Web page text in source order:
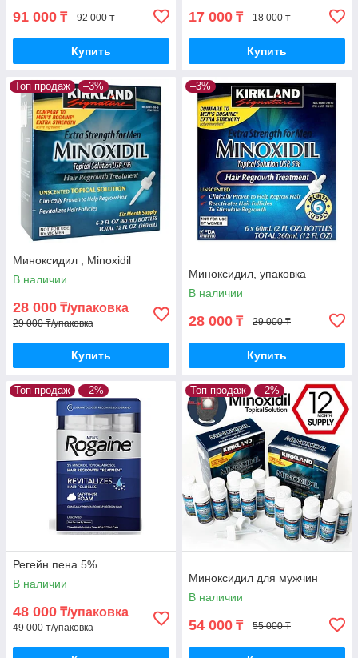
91 000 ₸ 92 000 ₸
Купить
17 000 ₸ 18 000 ₸
Купить
Топ продаж –3%
Миноксидил , Minoxidil
В наличии
28 000 ₸/упаковка
29 000 ₸/упаковка
Купить
–3%
Миноксидил, упаковка
В наличии
28 000 ₸ 29 000 ₸
Купить
Топ продаж –2%
Регейн пена 5%
В наличии
48 000 ₸/упаковка
49 000 ₸/упаковка
Топ продаж –2%
Миноксидил для мужчин
В наличии
54 000 ₸ 55 000 ₸